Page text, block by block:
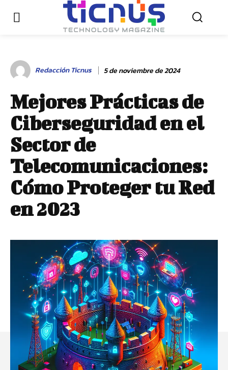
Redacción Ticnus 5 de noviembre de 2024
Mejores Prácticas de
Ciberseguridad en el
Sector de
Telecomunicaciones:
Cómo Proteger tu Red
en 2023